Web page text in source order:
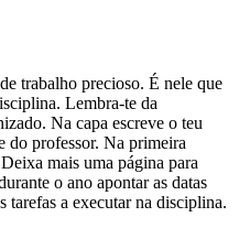
trabalho precioso. É nele que
Lembra-te da
Na capa escreve o teu
do professor. Na primeira
mais uma página para
o ano apontar as datas
tarefas a executar na disciplina.